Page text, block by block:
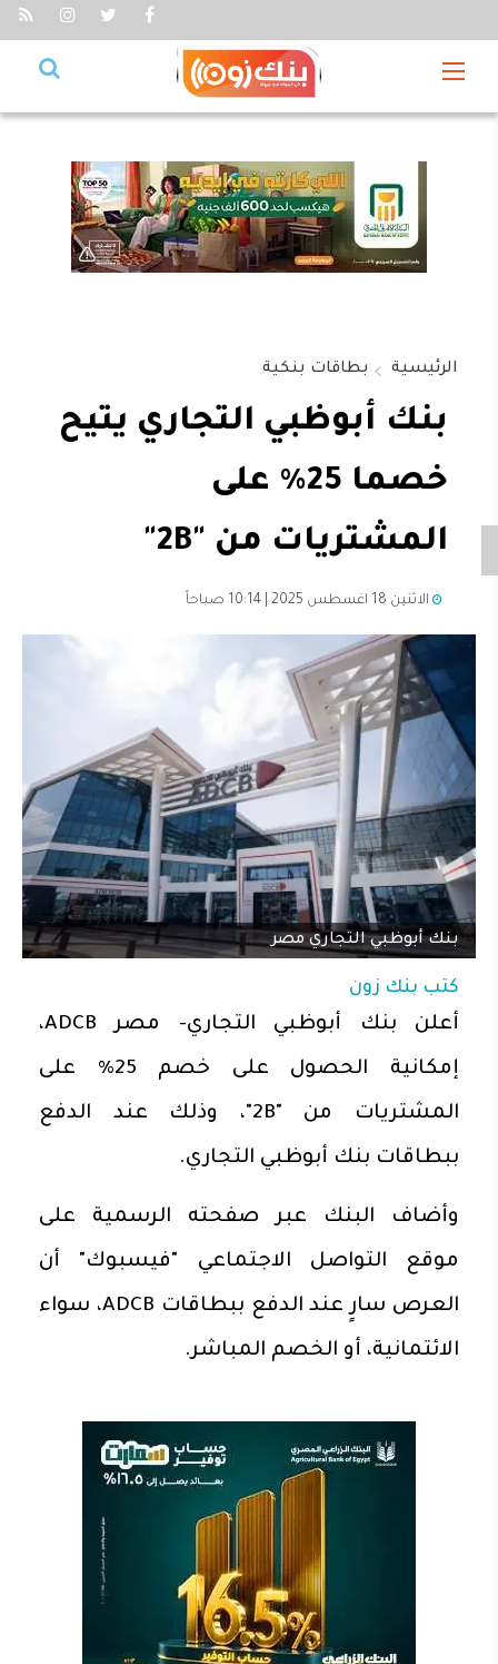
الرئيسية بطاقات بنكية
بنك أبوظبي التجاري يتيح
خصما 25% على
المشتريات من "2B"
الاثنين 18 اغسطس 2025 | 10:14 صباحاً
بنك أبوظبي التجاري مصر
كتب بنك زون
أعلن بنك أبوظبي التجاري- مصر ADCB،
إمكانية الحصول على خصم 25% على
المشتريات من "2B"، وذلك عند الدفع
ببطاقات بنك أبوظبي التجاري.
وأضاف البنك عبر صفحته الرسمية على
موقع التواصل الاجتماعي "فيسبوك" أن
العرص سارٍ عند الدفع ببطاقات ADCB، سواء
الائتمانية، أو الخصم المباشر.